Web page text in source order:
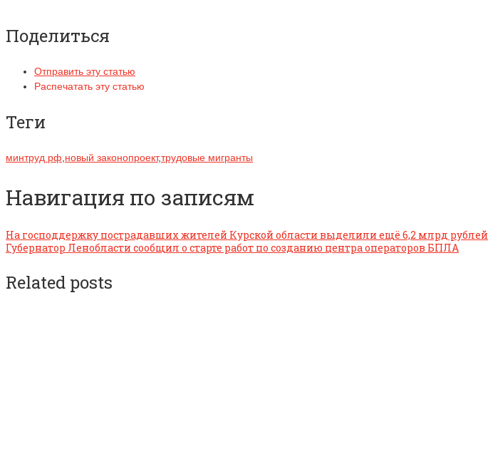
Поделиться
Отправить эту статью
Распечатать эту статью
Теги
минтруд рф новый законопроект,трудовые мигранты
Навигация по записям
На господдержку пострадавших жителей Курской области выделили ещё 6,2 млрд рублей
Губернатор Ленобласти сообщил о старте работ по созданию центра операторов БПЛА
Related posts